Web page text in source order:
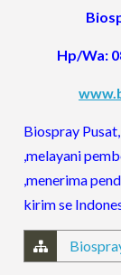
Hp/Wa:
Biospray
,melayani
,menerima
kirim se